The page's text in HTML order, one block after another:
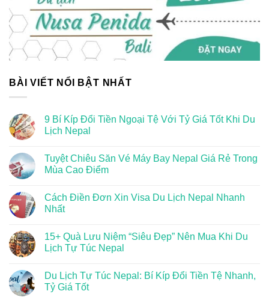
BÀI VIẾT NỔI BẬT NHẤT
9 Bí Kíp Đổi Tiền Ngoại Tệ Với Tỷ Giá Tốt Khi Du
Lịch Nepal
Tuyệt Chiêu Săn Vé Máy Bay Nepal Giá Rẻ Trong
Mùa Cao Điểm
Cách Điền Đơn Xin Visa Du Lịch Nepal Nhanh
Nhất
15+ Quà Lưu Niệm “Siêu Đẹp” Nên Mua Khi Du
Lịch Tự Túc Nepal
Du Lịch Tự Túc Nepal: Bí Kíp Đổi Tiền Tệ Nhanh,
Tỷ Giá Tốt